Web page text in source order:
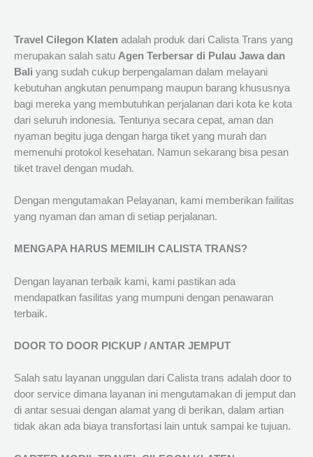
Travel Cilegon Klaten adalah produk dari Calista Trans yang
merupakan salah satu Agen Terbersar di Pulau Jawa dan
Bali yang sudah cukup berpengalaman dalam melayani
kebutuhan angkutan penumpang maupun barang khususnya
bagi mereka yang membutuhkan perjalanan dari kota ke kota
dari seluruh indonesia. Tentunya secara cepat, aman dan
nyaman begitu juga dengan harga tiket yang murah dan
memenuhi protokol kesehatan. Namun sekarang bisa pesan
tiket travel dengan mudah.
Dengan mengutamakan Pelayanan, kami memberikan failitas
yang nyaman dan aman di setiap perjalanan.
MENGAPA HARUS MEMILIH CALISTA TRANS?
Dengan layanan terbaik kami, kami pastikan ada
mendapatkan fasilitas yang mumpuni dengan penawaran
terbaik.
DOOR TO DOOR PICKUP / ANTAR JEMPUT
Salah satu layanan unggulan dari Calista trans adalah door to
door service dimana layanan ini mengutamakan di jemput dan
di antar sesuai dengan alamat yang di berikan, dalam artian
tidak akan ada biaya transfortasi lain untuk sampai ke tujuan.